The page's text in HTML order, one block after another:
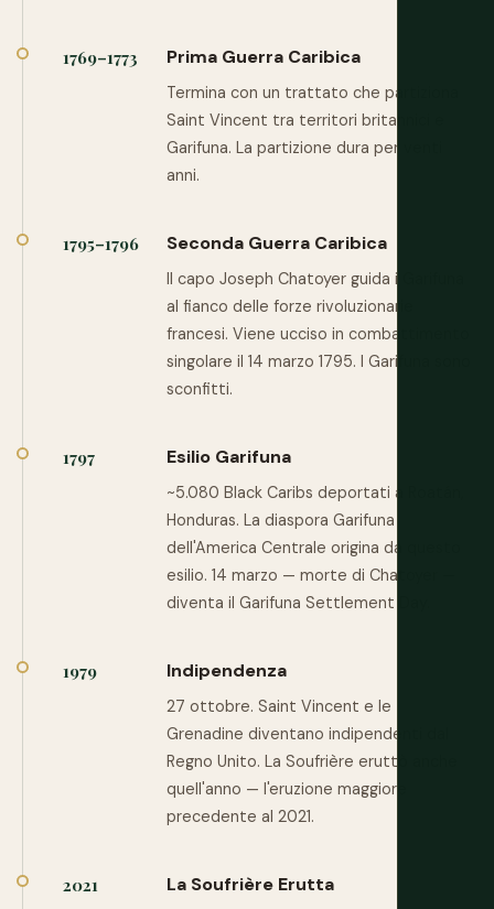
1769–1773 Prima Guerra Caribica
Termina con un trattato che partiziona
Saint Vincent tra territori britannici e
Garifuna. La partizione dura per venti
anni.
1795–1796 Seconda Guerra Caribica
Il capo Joseph Chatoyer guida i Garifuna
al fianco delle forze rivoluzionarie
francesi. Viene ucciso in combattimento
singolare il 14 marzo 1795. I Garifuna sono
sconfitti.
1797 Esilio Garifuna
~5.080 Black Caribs deportati a Roatán,
Honduras. La diaspora Garifuna
dell'America Centrale origina da questo
esilio. 14 marzo — morte di Chatoyer —
diventa il Garifuna Settlement Day.
1979 Indipendenza
27 ottobre. Saint Vincent e le
Grenadine diventano indipendenti dal
Regno Unito. La Soufrière eruttò anche
quell'anno — l'eruzione maggiore
precedente al 2021.
2021 La Soufrière Erutta